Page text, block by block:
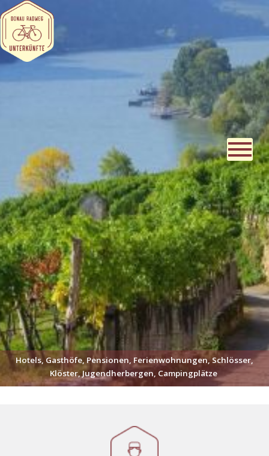
Hotels, Gasthöfe, Pensionen, Ferienwohnungen, Schlösser,
Klöster, Jugendherbergen, Campingplätze